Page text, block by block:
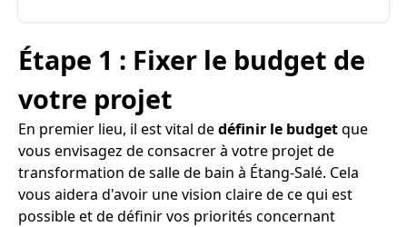
Étape 1 : Fixer le budget de
votre projet
En premier lieu, il est vital dedéfinir le budgetque
vous envisagez de consacrer à votre projet de
transformation de salle de bain à Étang-Salé. Cela
vous aidera d'avoir une vision claire de ce qui est
possible et de définir vos priorités concernant